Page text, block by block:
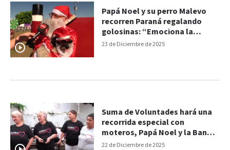
23 de Diciembre de 2025
Papá Noel y su perro Malevo
recorren Paraná regalando
golosinas: “Emociona la
sonrisa de los gurises”
22 de Diciembre de 2025
Suma de Voluntades hará una
recorrida especial con
moteros, Papá Noel y la Banda
de Música de la Policía